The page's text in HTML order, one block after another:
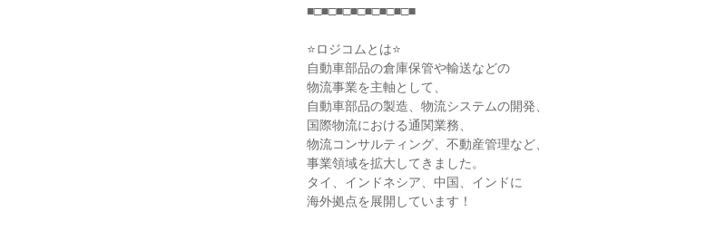
■□■□■□■□■□■□■□■
⭐ロジコムとは⭐
自動車部品の倉庫保管や輸送などの
物流事業を主軸として、
自動車部品の製造、物流システムの開発、
国際物流における通関業務、
物流コンサルティング、不動産管理など、
事業領域を拡大してきました。
タイ、インドネシア、中国、インドに
海外拠点を展開しています！